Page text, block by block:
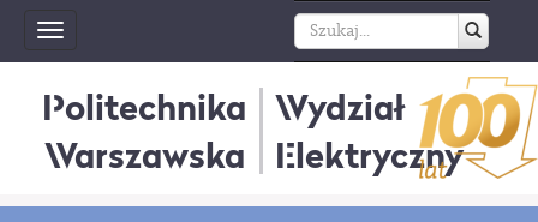
Toggle
navigation
Politechnika
Warszawska
Wydział
Elektryczny